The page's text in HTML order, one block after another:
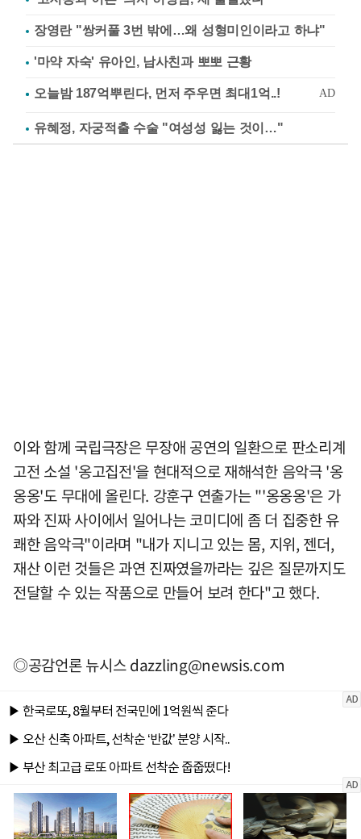
장영란 "쌍커풀 3번 밖에…왜 성형미인이라고 하냐"
'마약 자숙' 유아인, 남사친과 뽀뽀 근황
유혜정, 자궁적출 수술 "여성성 잃는 것이…"
이와 함께 국립극장은 무장애 공연의 일환으로 판소리계
고전 소설 '옹고집전'을 현대적으로 재해석한 음악극 '옹
옹옹'도 무대에 올린다. 강훈구 연출가는 "'옹옹옹'은 가
짜와 진짜 사이에서 일어나는 코미디에 좀 더 집중한 유
쾌한 음악극"이라며 "내가 지니고 있는 몸, 지위, 젠더,
재산 이런 것들은 과연 진짜였을까라는 깊은 질문까지도
전달할 수 있는 작품으로 만들어 보려 한다"고 했다.
◎공감언론 뉴시스dazzling@newsis.com